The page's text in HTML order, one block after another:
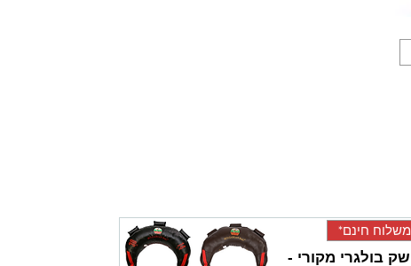
משלוח חינם*
שק בולגרי מקורי -